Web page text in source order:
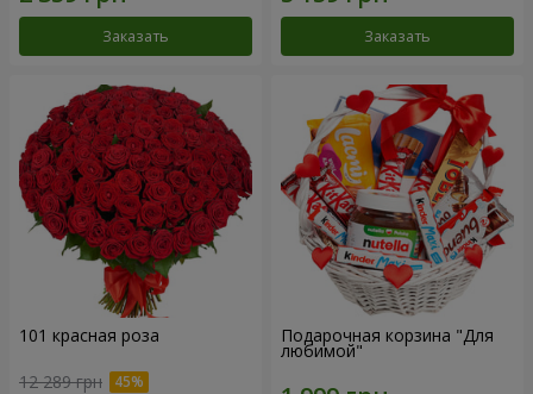
Заказать Заказать
101 красная роза
12 289 грн
Подарочная корзина "Для
любимой"